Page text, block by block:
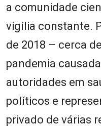
a comunidade
vigília constante.
de 2018 – cerca
pandemia
autoridades em
políticos e
privado de várias